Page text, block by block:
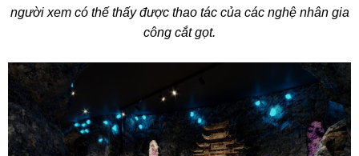
người xem có thế thấy được thao tác của các nghệ nhân gia
công cắt gọt.